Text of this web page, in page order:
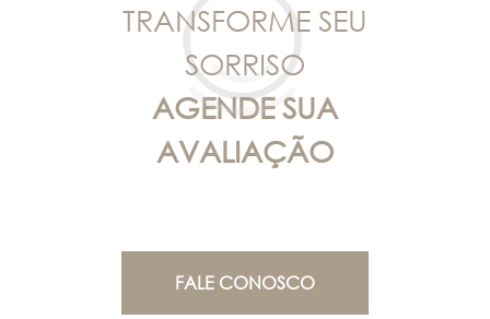
TRANSFORME SEU
SORRISO
AGENDE SUA
AVALIAÇÃO
FALE CONOSCO